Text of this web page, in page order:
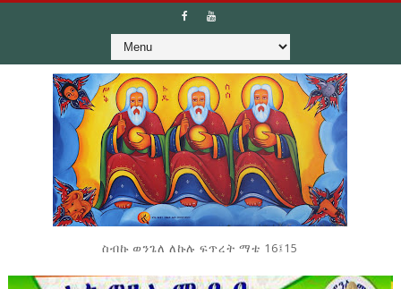
ስብኩ ወንጌለ ለኩሉ ፍጥረት ማቴ 16፤15